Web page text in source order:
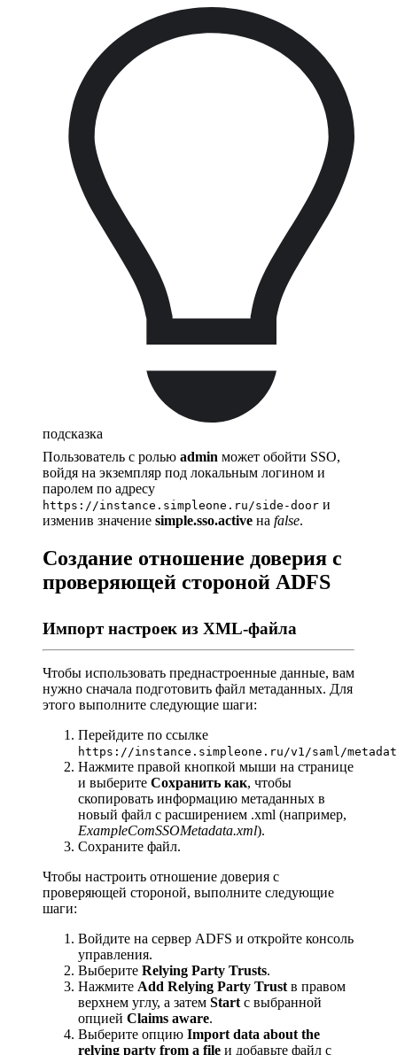
подсказка
Пользователь с ролью admin может обойти SSO,
войдя на экземпляр под локальным логином и
паролем по адресу
https://instance.simpleone.ru/side-door и
изменив значение simple.sso.active на false.
Создание отношение доверия с
проверяющей стороной ADFS
Импорт настроек из XML-файла
Чтобы использовать преднастроенные данные, вам
нужно сначала подготовить файл метаданных. Для
этого выполните следующие шаги:
Перейдите по ссылке
https://instance.simpleone.ru/v1/saml/
Нажмите правой кнопкой мыши на странице
и выберите Сохранить как, чтобы
скопировать информацию метаданных в
новый файл с расширением .xml (например,
ExampleComSSOMetadata.xml).
Сохраните файл.
Чтобы настроить отношение доверия с
проверяющей стороной, выполните следующие
шаги:
Войдите на сервер ADFS и откройте консоль
управления.
Выберите Relying Party Trusts.
Нажмите Add Relying Party Trust в правом
верхнем углу, а затем Start с выбранной
опцией Claims aware.
Выберите опцию Import data about the
relying party from a file и добавьте файл с